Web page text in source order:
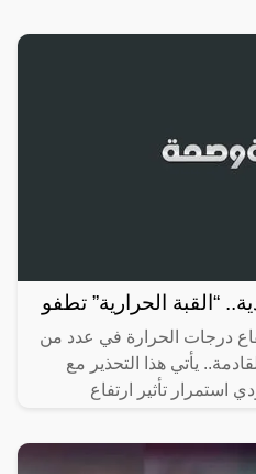
“القبة الحرارية” تطفو
درجات الحرارة في عدد من
يأتي هذا التحذير مع
استمرار تأثير ارتفاع